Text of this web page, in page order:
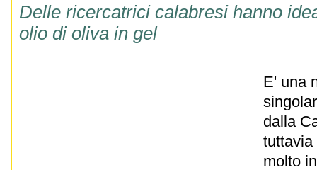
Delle ricercatrici calabresi hanno
olio di oliva in gel
E' una
dalla
tuttavia
molto